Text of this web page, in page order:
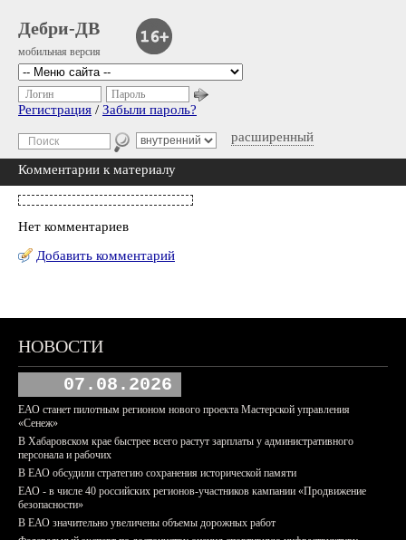
Дебри-ДВ
мобильная версия
расширенный
Логин Пароль
Регистрация / Забыли пароль?
Комментарии к материалу
Нет комментариев
Добавить комментарий
НОВОСТИ
07.08.2026
ЕАО станет пилотным регионом нового проекта Мастерской управления
«Сенеж»
В Хабаровском крае быстрее всего растут зарплаты у административного
персонала и рабочих
В ЕАО обсудили стратегию сохранения исторической памяти
ЕАО - в числе 40 российских регионов-участников кампании «Продвижение
безопасности»
В ЕАО значительно увеличены объемы дорожных работ